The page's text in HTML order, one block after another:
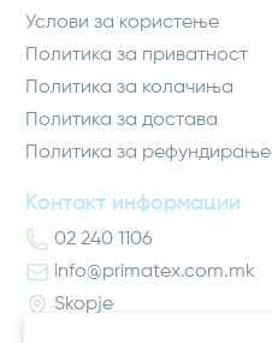
Услови за користење
Политика за приватност
Политика за колачиња
Политика за достава
Политика за рефундирање
Контакт информации
02 240 1106
info@primatex.com.mk
Skopje